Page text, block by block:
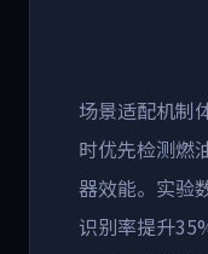
场景适配机制
时优先检测燃
器效能。实验
识别率提升